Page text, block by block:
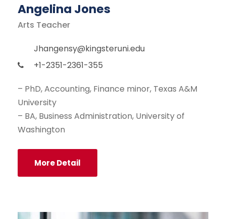
Angelina Jones
Arts Teacher
Jhangensy@kingsteruni.edu
+1-2351-2361-355
– PhD, Accounting, Finance minor, Texas A&M
University
– BA, Business Administration, University of
Washington
More Detail